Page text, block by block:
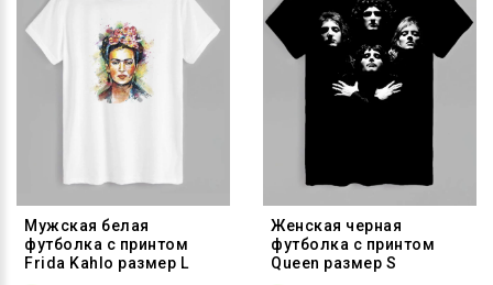
Мужская белая
футболка с принтом
Frida Kahlo размер L
Женская черная
футболка с принтом
Queen размер S